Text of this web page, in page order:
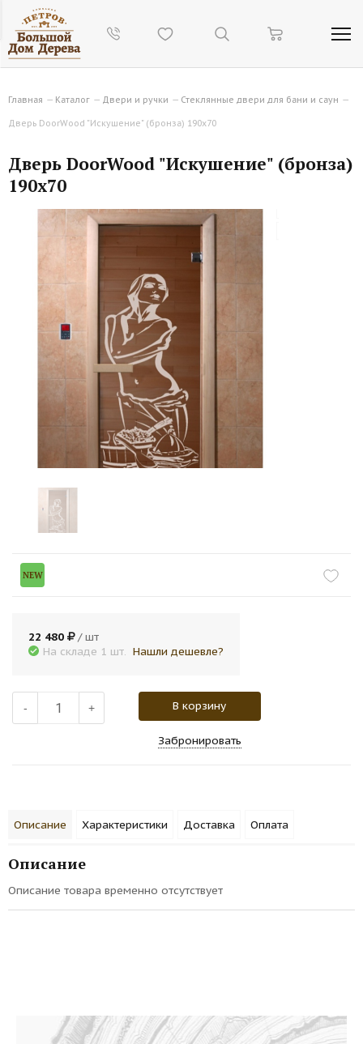
Главная — Каталог — Двери и ручки — Стеклянные двери для бани и саун —
Дверь DoorWood "Искушение" (бронза) 190х70
Дверь DoorWood "Искушение" (бронза)
190х70
NEW
22 480
/ шт
На складе 1 шт. Нашли дешевле?
- + В корзину
Забронировать
Описание Характеристики Доставка Оплата
Описание
Описание товара временно отсутствует